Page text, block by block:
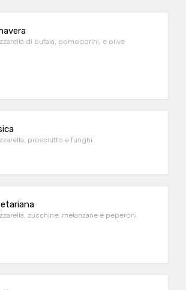
di bufala, pomodorini, e olive
prosciutto e funghi
zucchine, melanzane e peperoni